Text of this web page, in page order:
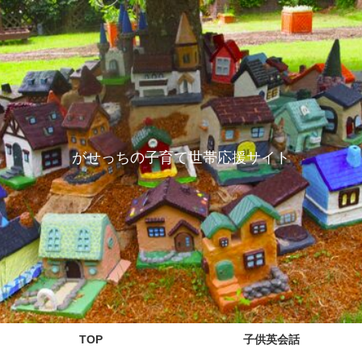
がせっちの子育て世帯応援サイト
TOP 子供英会話